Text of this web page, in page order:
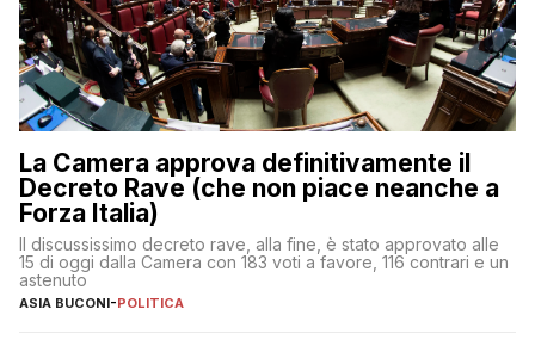
La Camera approva definitivamente il
Decreto Rave (che non piace neanche a
Forza Italia)
Il discussissimo decreto rave, alla fine, è stato approvato alle
15 di oggi dalla Camera con 183 voti a favore, 116 contrari e un
astenuto
ASIA BUCONI-POLITICA